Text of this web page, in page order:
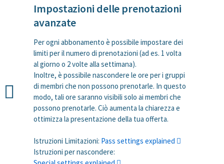
Impostazioni delle prenotazioni
avanzate
Per ogni abbonamento è possibile impostare dei
limiti per il numero di prenotazioni (ad es. 1 volta
al giorno o 2 volte alla settimana).
Inoltre, è possibile nascondere le ore per i gruppi
di membri che non possono prenotarle. In questo
modo, tali ore saranno visibili solo ai membri che
possono prenotarle. Ciò aumenta la chiarezza e
ottimizza la presentazione della tua offerta.
Istruzioni Limitazioni: Pass settings explained
Istruzioni per nascondere: